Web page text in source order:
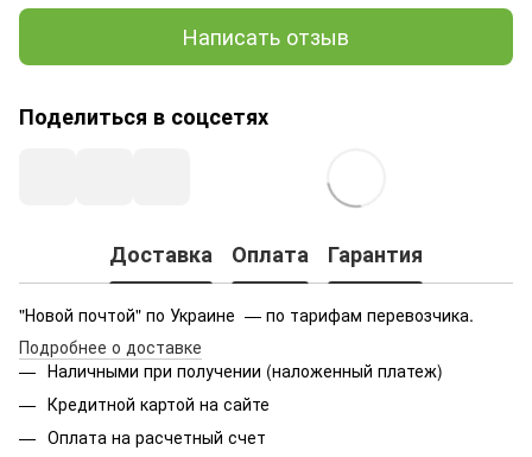
Написать отзыв
Поделиться в соцсетях
Доставка Оплата Гарантия
"Новой почтой" по Украине — по тарифам перевозчика.
Подробнее о доставке
Наличными при получении (наложенный платеж)
Кредитной картой на сайте
Оплата на расчетный счет